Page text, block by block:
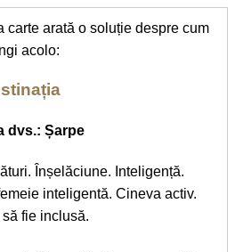
carte arată o soluție despre cum
acolo:
dvs.: Șarpe
Înșelăciune. Inteligență.
inteligentă. Cineva activ.
fie inclusă.